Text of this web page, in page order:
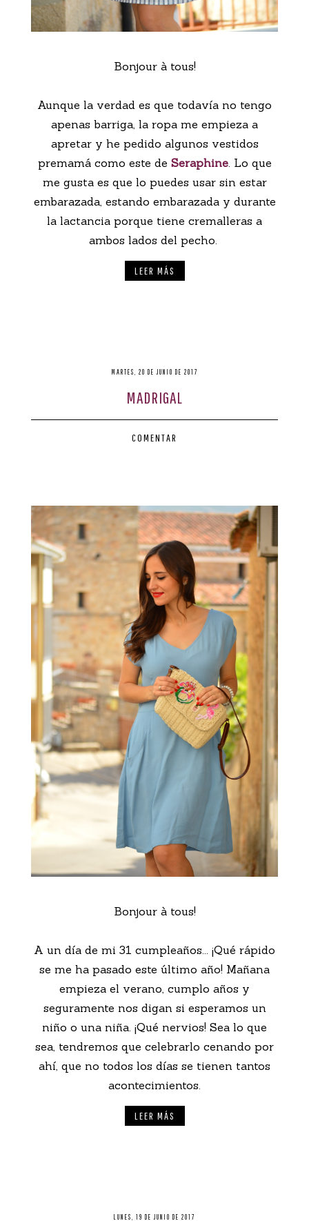
Bonjour à tous!
Aunque la verdad es que todavía no tengo
apenas barriga, la ropa me empieza a
apretar y he pedido algunos vestidos
premamá como este de Seraphine. Lo que
me gusta es que lo puedes usar sin estar
embarazada, estando embarazada y durante
la lactancia porque tiene cremalleras a
ambos lados del pecho.
LEER MÁS
MARTES, 20 DE JUNIO DE 2017
MADRIGAL
COMENTAR
Bonjour à tous!
A un día de mi 31 cumpleaños... ¡Qué rápido
se me ha pasado este último año! Mañana
empieza el verano, cumplo años y
seguramente nos digan si esperamos un
niño o una niña. ¡Qué nervios! Sea lo que
sea, tendremos que celebrarlo cenando por
ahí, que no todos los días se tienen tantos
acontecimientos.
LEER MÁS
LUNES, 19 DE JUNIO DE 2017